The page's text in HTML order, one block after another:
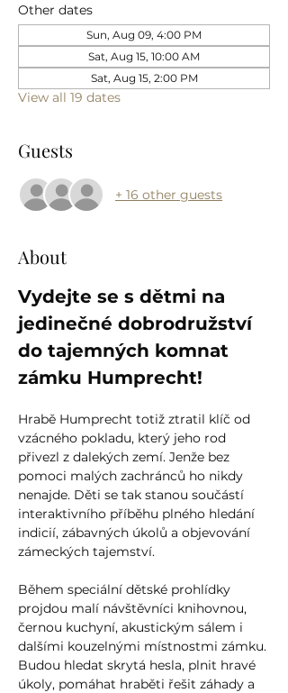
Other dates
Sun, Aug 09, 4:00 PM
Sat, Aug 15, 10:00 AM
Sat, Aug 15, 2:00 PM
View all 19 dates
Guests
+ 16 other guests
About
Vydejte se s dětmi na
jedinečné dobrodružství
do tajemných komnat
zámku Humprecht!
Hrabě Humprecht totiž ztratil klíč od
vzácného pokladu, který jeho rod
přivezl z dalekých zemí. Jenže bez
pomoci malých zachránců ho nikdy
nenajde. Děti se tak stanou součástí
interaktivního příběhu plného hledání
indicií, zábavných úkolů a objevování
zámeckých tajemství.
Během speciální dětské prohlídky
projdou malí návštěvníci knihovnou,
černou kuchyní, akustickým sálem i
dalšími kouzelnými místnostmi zámku.
Budou hledat skrytá hesla, plnit hravé
úkoly, pomáhat hraběti řešit záhady a